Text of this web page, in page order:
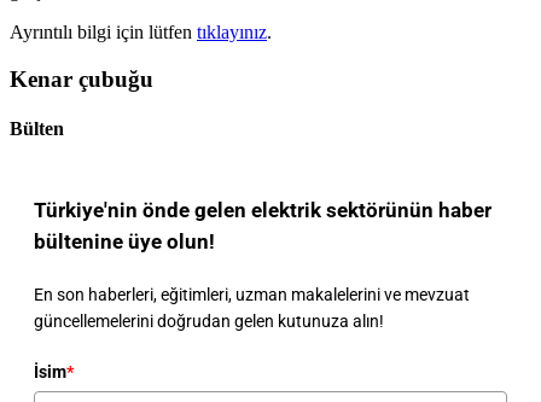
Ayrıntılı bilgi için lütfen tıklayınız.
Kenar çubuğu
Bülten
Türkiye'nin önde gelen elektrik sektörünün haber
bültenine üye olun!
En son haberleri, eğitimleri, uzman makalelerini ve mevzuat
güncellemelerini doğrudan gelen kutunuza alın!
İsim*